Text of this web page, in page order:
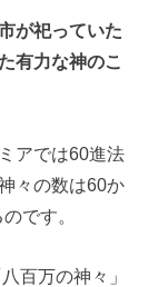
が祀っていた
有力な神のこ
アでは60進法
々の数は60か
です。
百万の神々」